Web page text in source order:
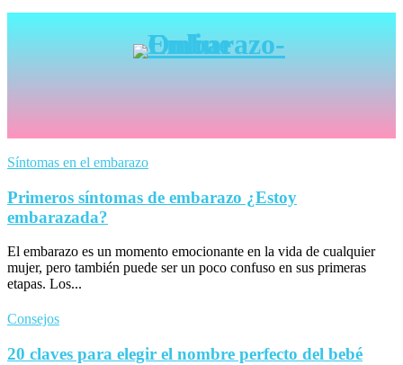
Síntomas en el embarazo
Primeros síntomas de embarazo ¿Estoy
embarazada?
El embarazo es un momento emocionante en la vida de cualquier
mujer, pero también puede ser un poco confuso en sus primeras
etapas. Los...
Consejos
20 claves para elegir el nombre perfecto del bebé